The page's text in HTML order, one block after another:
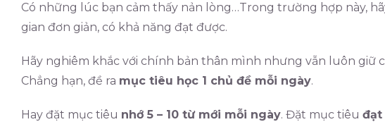
Có những lúc bạn cảm thấy nản lòng…Trong trường hợp này,
gian đơn giản, có khả năng đạt được.
Hãy nghiêm khắc với chính bản thân mình nhưng vẫn luôn giữ
Chẳng hạn, đề ra mục tiêu học 1 chủ đề mỗi ngày.
Hay đặt mục tiêu nhớ 5 – 10 từ mới mỗi ngày. Đặt mục tiêu đạt